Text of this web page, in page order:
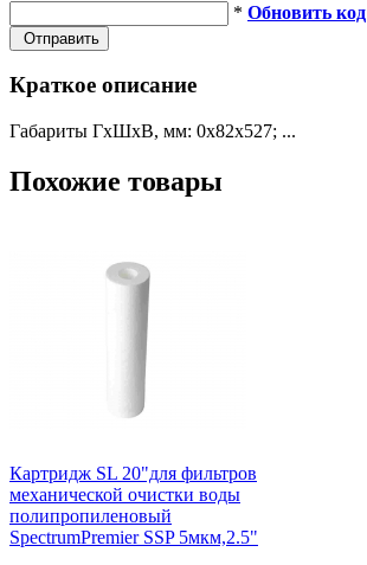
* Обновить код
Отправить
Краткое описание
Габариты ГхШхВ, мм: 0х82х527; ...
Похожие товары
Картридж SL 20"для фильтров
механической очистки воды
полипропиленовый
SpectrumPremier SSP 5мкм,2.5"